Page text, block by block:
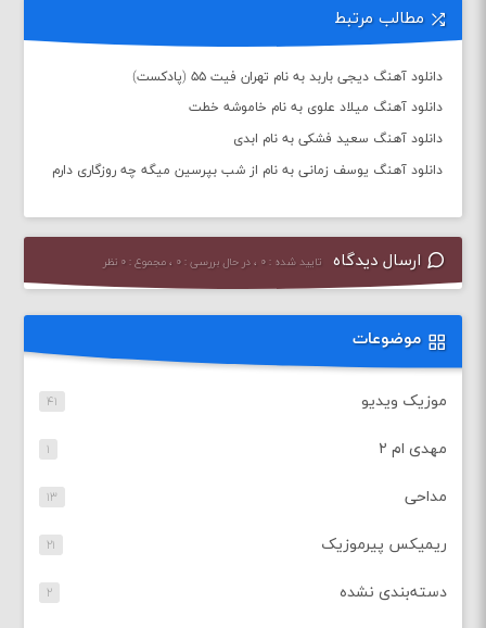
مطالب مرتبط
دانلود آهنگ دیجی باربد به نام تهران فیت ۵۵ (پادکست)
دانلود آهنگ میلاد علوی به نام خاموشه خطت
دانلود آهنگ سعید فشکی به نام ابدی
دانلود آهنگ یوسف زمانی به نام از شب بپرسین میگه چه روزگاری دارم
ارسال دیدگاه تایید شده : ۰ ، در حال بررسی : ۰ ، مجموع : ۰ نظر
موضوعات
موزیک ویدیو ۴۱
مهدی ام ۲ ۱
مداحی ۱۳
ریمیکس پیرموزیک ۲۱
دسته‌بندی نشده ۲